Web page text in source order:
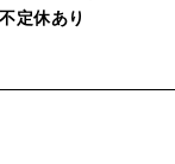
定休あり